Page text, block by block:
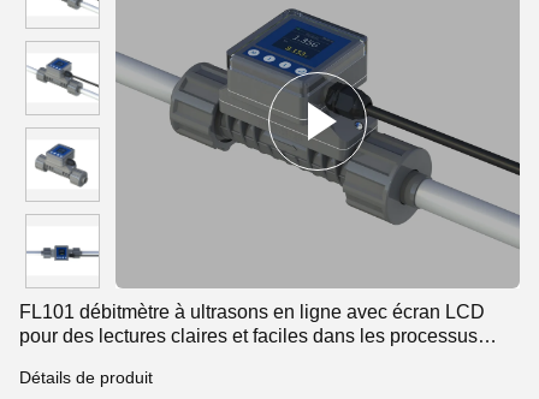
FL101 débitmètre à ultrasons en ligne avec écran LCD
pour des lectures claires et faciles dans les processus
Détails de produit